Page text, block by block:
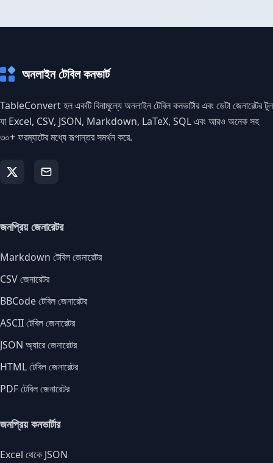
অনলাইন টেবিল কনভার্ট
TableConvert হল একটি বিনামূল্যে অনলাইন টেবিল কনভার্টার এবং ডেটা জেনারেটর টুল
যা Excel, CSV, JSON, Markdown, LaTeX, SQL এবং আরও অনেক সহ
৩০+ ফরম্যাটের মধ্যে রূপান্তর সমর্থন করে.
জনপ্রিয় জেনারেটর
Markdown টেবিল জেনারেটর
CSV জেনারেটর
BBCode টেবিল জেনারেটর
ASCII টেবিল জেনারেটর
JSON অ্যারে জেনারেটর
HTML টেবিল জেনারেটর
PDF টেবিল জেনারেটর
জনপ্রিয় কনভার্টার
Excel থেকে JSON